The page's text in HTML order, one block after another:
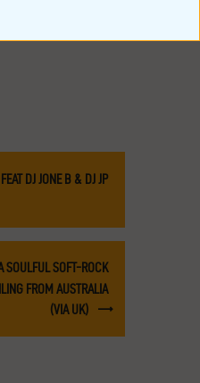
DJ JONE B & DJ JP
SOULFUL SOFT-ROCK
FROM AUSTRALIA
(VIA UK)